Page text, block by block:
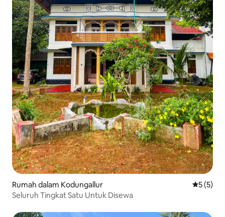
Rumah dalam Kodungallur
5 (5)
Seluruh Tingkat Satu Untuk Disewa